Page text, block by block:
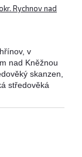
Rychnov nad
v
nad Kněžnou
skanzen,
středověká